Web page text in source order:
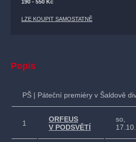
190 - 550 Kč
LZE KOUPIT SAMOSTATNĚ
Popis
PŠ | Páteční premiéry v Šaldově
1
ORFEUS
V PODSVĚTÍ
so,